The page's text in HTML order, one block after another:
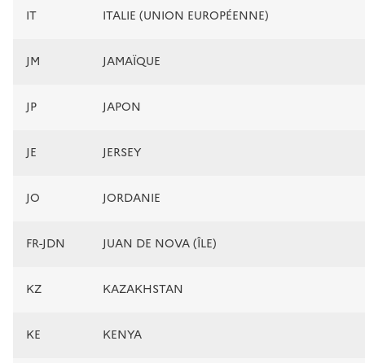
IT ITALIE (UNION EUROPÉENNE)
JM JAMAÏQUE
JP JAPON
JE JERSEY
JO JORDANIE
FR-JDN JUAN DE NOVA (ÎLE)
KZ KAZAKHSTAN
KE KENYA